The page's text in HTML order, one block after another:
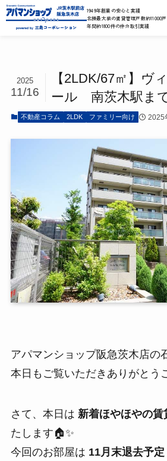
powered by 三島コーポレーション
1949年創業の安心と実績
北摂最大級の賃貸管理戸数約11000戸
年間約1800件の仲介取引実績
【2LDK/67㎡】ヴ
ール 南茨木駅ま
2025
11/16
不動産コラム 2LDK ファミリー向け 2025
アパマンショップ阪急茨木店の
本日もご覧いただきありがとう
さて、本日は 新着ほやほやの賃
たします🏠✨
今回のお部屋は 11月末退去予